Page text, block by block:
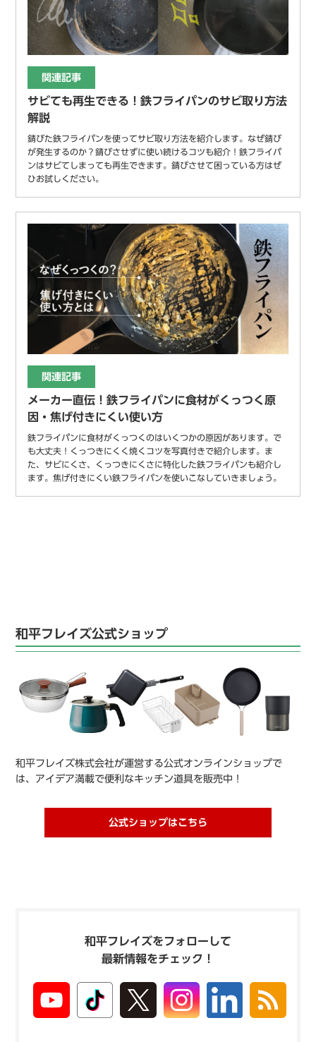
関連記事
サビても再生できる！鉄フライパンのサビ取り方法
解説
錆びた鉄フライパンを使ってサビ取り方法を紹介します。なぜ錆び
が発生するのか？錆びさせずに使い続けるコツも紹介！鉄フライパ
ンはサビてしまっても再生できます。錆びさせて困っている方はぜ
ひお試しください。
関連記事
メーカー直伝！鉄フライパンに食材がくっつく原
因・焦げ付きにくい使い方
鉄フライパンに食材がくっつくのはいくつかの原因があります。で
も大丈夫！くっつきにくく焼くコツを写真付きで紹介します。ま
た、サビにくさ、くっつきにくさに特化した鉄フライパンも紹介し
ます。焦げ付きにくい鉄フライパンを使いこなしていきましょう。
和平フレイズ公式ショップ
和平フレイズ株式会社が運営する公式オンラインショップで
は、アイデア満載で便利なキッチン道具を販売中！
公式ショップはこちら
和平フレイズをフォローして
最新情報をチェック！